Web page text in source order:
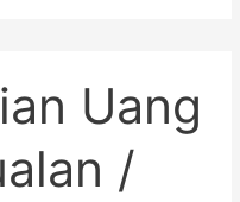
Uang
/